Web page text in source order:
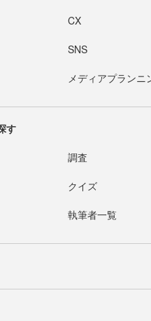
CX
SNS
メディアプランニ
す
調査
クイズ
執筆者一覧